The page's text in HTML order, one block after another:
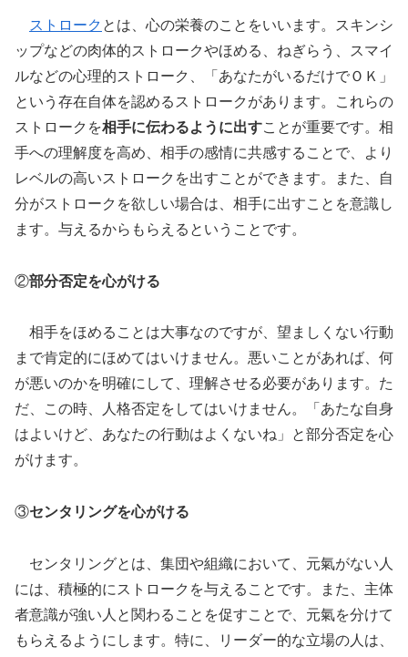
ストローク とは、心の栄養のことをいいます。スキンシ
ップなどの肉体的ストロークやほめる、ねぎらう、スマイ
ルなどの心理的ストローク、「あなたがいるだけでＯＫ」
という存在自体を認めるストロークがあります。これらの
ストロークを相手に伝わるように出すことが重要です。相
手への理解度を高め、相手の感情に共感することで、より
レベルの高いストロークを出すことができます。また、自
分がストロークを欲しい場合は、相手に出すことを意識し
ます。与えるからもらえるということです。
②部分否定を心がける
相手をほめることは大事なのですが、望ましくない行動
まで肯定的にほめてはいけません。悪いことがあれば、何
が悪いのかを明確にして、理解させる必要があります。た
だ、この時、人格否定をしてはいけません。「あたな自身
はよいけど、あなたの行動はよくないね」と部分否定を心
がけます。
③センタリングを心がける
センタリングとは、集団や組織において、元氣がない人
には、積極的にストロークを与えることです。また、主体
者意識が強い人と関わることを促すことで、元氣を分けて
もらえるようにします。特に、リーダー的な立場の人は、